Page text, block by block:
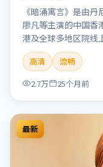
《暗涌寓言》是由
廖凡等主演的中国香
港及全球多地区院线
观看。剧情与看点：
兼具社会观察与戏剧
尼斯·维伦纽瓦」「
07-10上映」等关键
高清
流畅
2.7万
25个月前
最新